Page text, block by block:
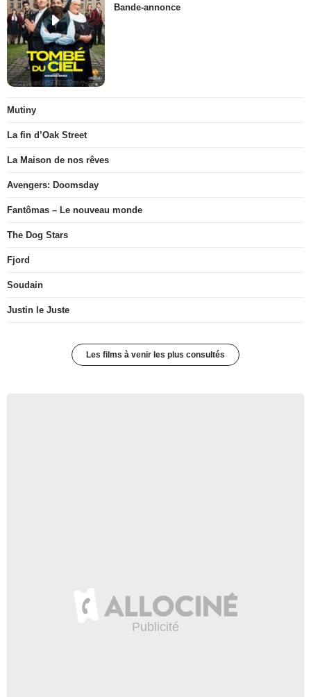
Bande-annonce
Mutiny
La fin d’Oak Street
La Maison de nos rêves
Avengers: Doomsday
Fantômas – Le nouveau monde
The Dog Stars
Fjord
Soudain
Justin le Juste
Les films à venir les plus consultés